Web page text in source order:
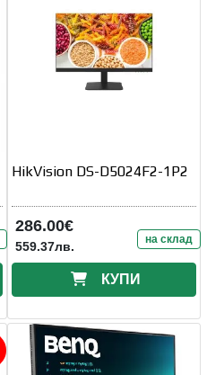
HikVision DS-D5024F2-1P2
286.00€
559.37лв. на склад
КУПИ